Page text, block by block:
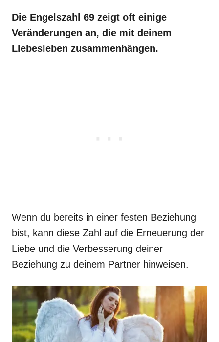
Die Engelszahl 69 zeigt oft einige
Veränderungen an, die mit deinem
Liebesleben zusammenhängen.
Wenn du bereits in einer festen Beziehung
bist, kann diese Zahl auf die Erneuerung der
Liebe und die Verbesserung deiner
Beziehung zu deinem Partner hinweisen.